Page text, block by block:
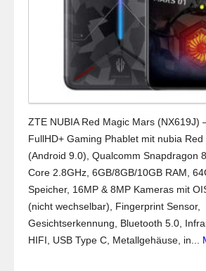
ZTE NUBIA Red Magic Mars (NX619J)
FullHD+ Gaming Phablet mit nubia Red
(Android 9.0), Qualcomm Snapdragon
Core 2.8GHz, 6GB/8GB/10GB RAM,
Speicher, 16MP & 8MP Kameras mit
(nicht wechselbar), Fingerprint Sensor,
Gesichtserkennung, Bluetooth 5.0,
HIFI, USB Type C, Metallgehäuse, in...